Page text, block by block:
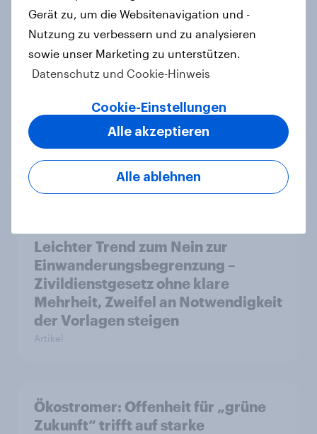
Artikel
Trend zur Ablehnung der
Bevölkerungsobergrenze verstetigt
sich, Chancen für Annahme des
Zivildienstgesetz sinken
Leichter Trend zum Nein zur
Einwanderungsbegrenzung –
Zivildienstgesetz ohne klare
Mehrheit, Zweifel an Notwendigkeit
der Vorlagen steigen
Artikel
Ökostromer: Offenheit für „grüne
Zukunft“ trifft auf starke
Gerät zu, um die Websitenavigation und -
Nutzung zu verbessern und zu analysieren
sowie unser Marketing zu unterstützen.
Datenschutz und Cookie-Hinweis
Cookie-Einstellungen
Alle ablehnen
Alle akzeptieren